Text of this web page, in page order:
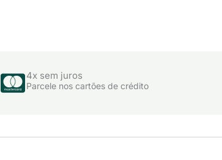
4x sem juros
Parcele nos cartões de crédito